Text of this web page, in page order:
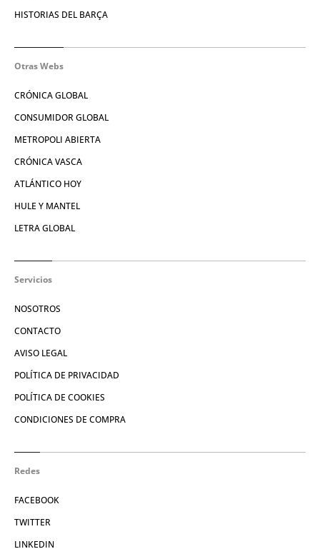
HISTORIAS DEL BARÇA
Otras Webs
CRÓNICA GLOBAL
CONSUMIDOR GLOBAL
METROPOLI ABIERTA
CRÓNICA VASCA
ATLÁNTICO HOY
HULE Y MANTEL
LETRA GLOBAL
Servicios
NOSOTROS
CONTACTO
AVISO LEGAL
POLÍTICA DE PRIVACIDAD
POLÍTICA DE COOKIES
CONDICIONES DE COMPRA
Redes
FACEBOOK
TWITTER
LINKEDIN